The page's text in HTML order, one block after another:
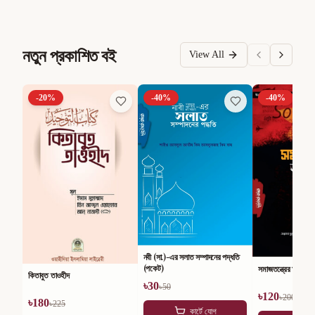
নতুন প্রকাশিত বই View All
-20%
কিতাবুত তাওহীদ
৳180৳225
-40%
নবী (সা.)-এর সলাত সম্পাদনের পদ্ধতি
(পকেট)
৳30৳50
কার্টে যোগ
-40%
সমাজতন্ত্রের অসারতা
৳120৳200